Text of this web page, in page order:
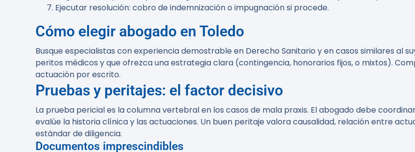
Ejecutar resolución: cobro de indemnización o impugnación si procede.
Cómo elegir abogado en Toledo
Busque especialistas con experiencia demostrable en Derecho Sanitario y en casos similares al
peritos médicos y que ofrezca una estrategia clara (contingencia, honorarios fijos, o mixtos).
actuación por escrito.
Pruebas y peritajes: el factor decisivo
La prueba pericial es la columna vertebral en los casos de mala praxis. El abogado debe
evalúe la historia clínica y las actuaciones. Un buen peritaje valora causalidad, relación entre
estándar de diligencia.
Documentos imprescindibles